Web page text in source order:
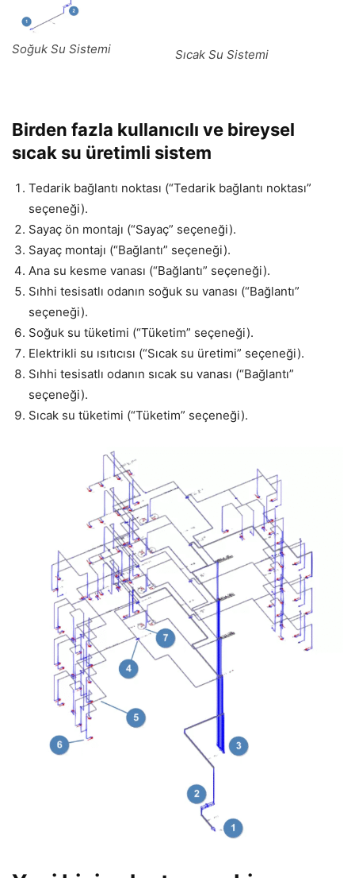
Soğuk Su Sistemi Sıcak Su Sistemi
Birden fazla kullanıcılı ve bireysel
sıcak su üretimli sistem
Tedarik bağlantı noktası (“Tedarik bağlantı noktası”
seçeneği).
Sayaç ön montajı (“Sayaç” seçeneği).
Sayaç montajı (“Bağlantı” seçeneği).
Ana su kesme vanası (“Bağlantı” seçeneği).
Sıhhi tesisatlı odanın soğuk su vanası (“Bağlantı”
seçeneği).
Soğuk su tüketimi (“Tüketim” seçeneği).
Elektrikli su ısıtıcısı (“Sıcak su üretimi” seçeneği).
Sıhhi tesisatlı odanın sıcak su vanası (“Bağlantı”
seçeneği).
Sıcak su tüketimi (“Tüketim” seçeneği).